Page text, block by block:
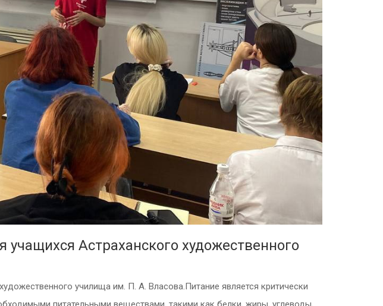
Астраханского художественного
училища им. П. А. Власова.Питание является критически